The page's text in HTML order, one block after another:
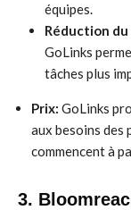
équipes.
Réduction
GoLinks
tâches plus
Prix: GoLinks
aux besoins des
commencent à
3.